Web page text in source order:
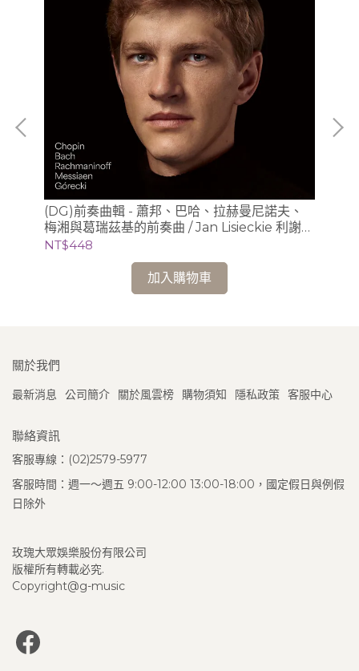
(DG)前奏曲輯 - 蕭邦、巴哈、拉赫曼尼諾夫、
梅湘與葛瑞茲基的前奏曲 / Jan Lisieckie 利謝茲
基 (鋼琴)
NT$448
加入購物車
關於我們
最新消息 公司簡介 關於風雲榜 購物須知 隱私政策 客服中心
聯絡資訊
客服專線：(02)2579-5977
客服時間：週一～週五 9:00-12:00 13:00-18:00，國定假日與例假
日除外
玫瑰大眾娛樂股份有限公司
版權所有轉載必究.
Copyright@g-music